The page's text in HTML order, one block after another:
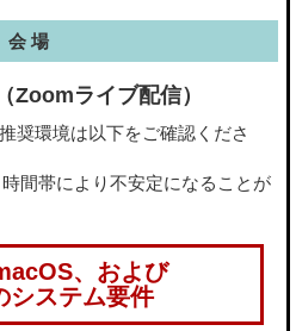
会 場
Zoomライブ配信）
奨環境は以下をご確認くださ
間帯により不安定になることが
、および
ステム要件